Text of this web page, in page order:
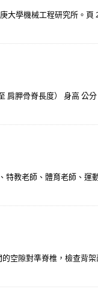
大學機械工程研究所。頁
肩胛骨脊長度） 身高 公
教老師、體育老師、運
空隙對準脊椎，檢查背